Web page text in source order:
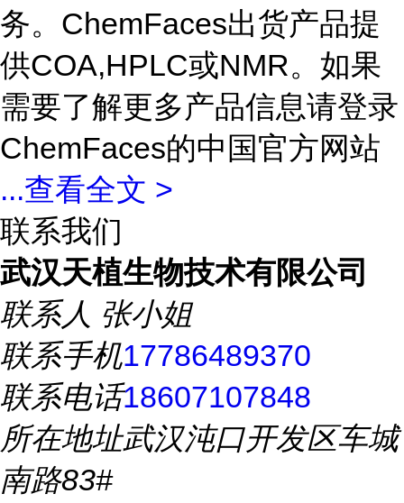
务。ChemFaces出货产品提
供COA,HPLC或NMR。如果
需要了解更多产品信息请登录
ChemFaces的中国官方网站
...查看全文 >
联系我们
武汉天植生物技术有限公司
联系人 张小姐
联系手机17786489370
联系电话18607107848
所在地址武汉沌口开发区车城
南路83#